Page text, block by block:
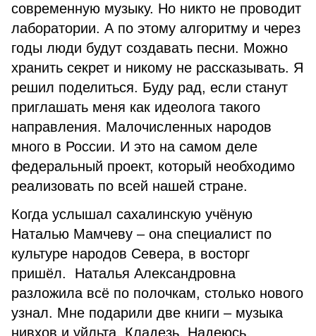
современную музыку. Но никто не проводит
лаборатории. А по этому алгоритму и через
годы люди будут создавать песни. Можно
хранить секрет и никому не рассказывать. Я
решил поделиться. Буду рад, если станут
приглашать меня как идеолога такого
направления. Малочисленных народов
много в России. И это на самом деле
федеральный проект, который необходимо
реализовать по всей нашей стране.
Когда услышал сахалинскую учёную
Наталью Мамчеву – она специалист по
культуре народов Севера, в восторг
пришёл. Наталья Александровна
разложила всё по полочкам, столько нового
узнал. Мне подарили две книги – музыка
нивхов и уйльта. Кладезь. Надеюсь,